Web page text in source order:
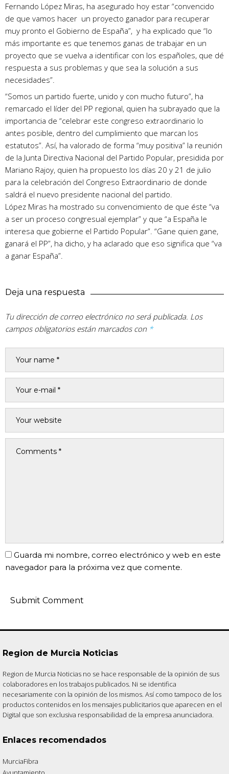
Fernando López Miras, ha asegurado hoy estar “convencido
de que vamos hacer un proyecto ganador para recuperar
muy pronto el Gobierno de España”, y ha explicado que “lo
más importante es que tenemos ganas de trabajar en un
proyecto que se vuelva a identificar con los españoles, que dé
respuesta a sus problemas y que sea la solución a sus
necesidades”.
“Somos un partido fuerte, unido y con mucho futuro”, ha
remarcado el líder del PP regional, quien ha subrayado que la
importancia de “celebrar este congreso extraordinario lo
antes posible, dentro del cumplimiento que marcan los
estatutos”. Así, ha valorado de forma “muy positiva” la reunión
de la Junta Directiva Nacional del Partido Popular, presidida por
Mariano Rajoy, quien ha propuesto los días 20 y 21 de julio
para la celebración del Congreso Extraordinario de donde
saldrá el nuevo presidente nacional del partido.
López Miras ha mostrado su convencimiento de que éste “va
a ser un proceso congresual ejemplar” y que “a España le
interesa que gobierne el Partido Popular”. “Gane quien gane,
ganará el PP”, ha dicho, y ha aclarado que eso significa que “va
a ganar España”.
Deja una respuesta
Tu dirección de correo electrónico no será publicada. Los
campos obligatorios están marcados con *
Guarda mi nombre, correo electrónico y web en este
navegador para la próxima vez que comente.
Region de Murcia Noticias
Region de Murcia Noticias no se hace responsable de la opinión de sus
colaboradores en los trabajos publicados. Ni se identifica
necesariamente con la opinión de los mismos. Así como tampoco de los
productos contenidos en los mensajes publicitarios que aparecen en el
Digital que son exclusiva responsabilidad de la empresa anunciadora.
Enlaces recomendados
MurciaFibra